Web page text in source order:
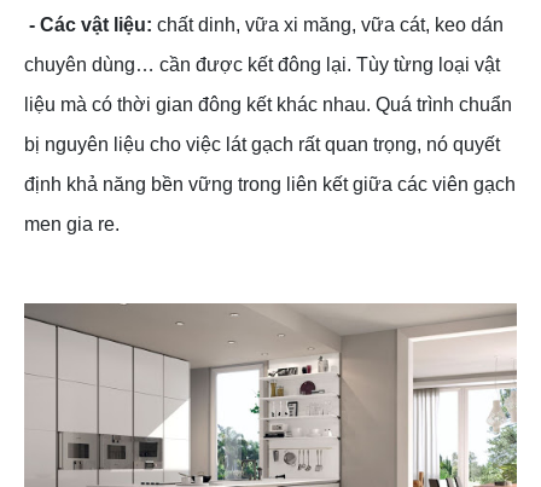
- Các vật liệu: chất dinh, vữa xi măng, vữa cát, keo dán
chuyên dùng… cần được kết đông lại. Tùy từng loại vật
liệu mà có thời gian đông kết khác nhau. Quá trình chuẩn
bị nguyên liệu cho việc lát gạch rất quan trọng, nó quyết
định khả năng bền vững trong liên kết giữa các viên gạch
men gia re.